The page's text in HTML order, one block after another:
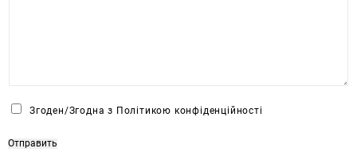
Ч
к
Згоден/Згодна з Політикою конфіденційності
Отправить